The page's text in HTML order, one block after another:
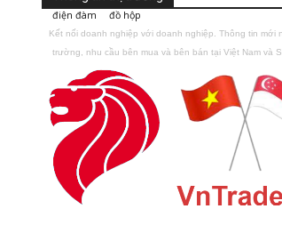
điện đàm đồ hộp
Kết nối doanh nghiệp với doanh nghiệp. Thông tin mới
trường, nhu cầu bên mua và bên bán tại Việt Nam và